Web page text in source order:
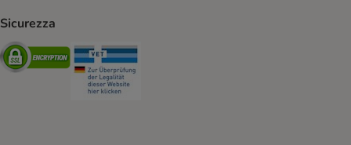
Sicurezza
Security